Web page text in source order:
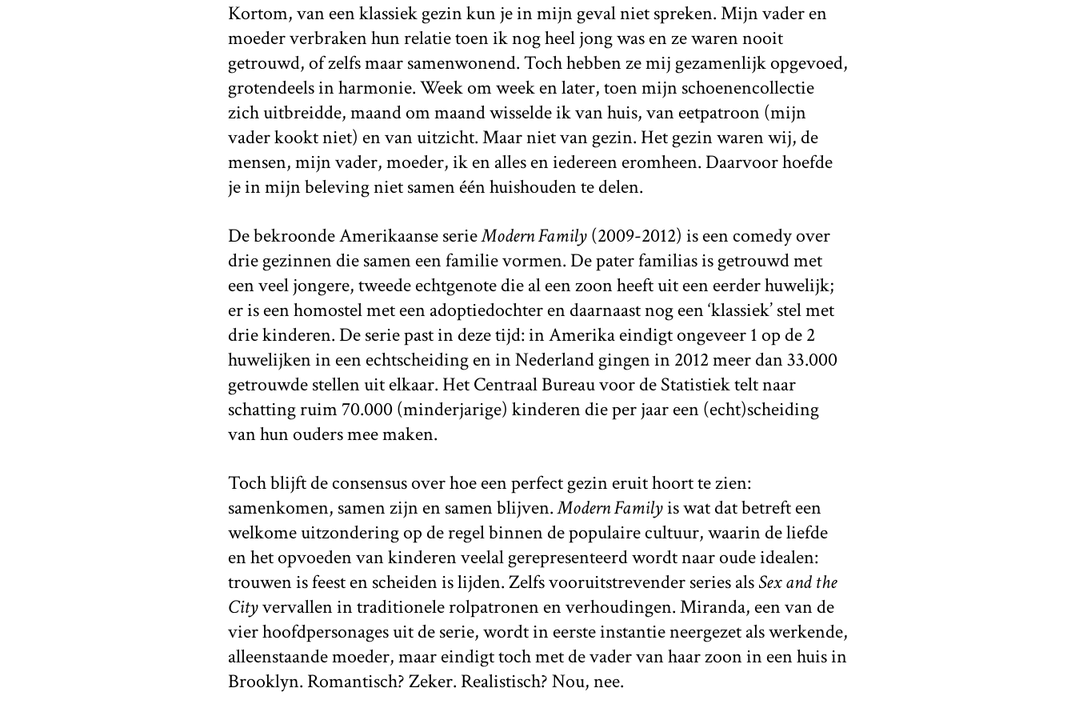
Kortom, van een klassiek gezin kun je in mijn geval niet spreken. Mijn vader en
moeder verbraken hun relatie toen ik nog heel jong was en ze waren nooit
getrouwd, of zelfs maar samenwonend. Toch hebben ze mij gezamenlijk opgevoed,
grotendeels in harmonie. Week om week en later, toen mijn schoenencollectie
zich uitbreidde, maand om maand wisselde ik van huis, van eetpatroon (mijn
vader kookt niet) en van uitzicht. Maar niet van gezin. Het gezin waren wij, de
mensen, mijn vader, moeder, ik en alles en iedereen eromheen. Daarvoor hoefde
je in mijn beleving niet samen één huishouden te delen.
De bekroonde Amerikaanse serieModern Family(2009-2012) is een comedy over
drie gezinnen die samen een familie vormen. De pater familias is getrouwd met
een veel jongere, tweede echtgenote die al een zoon heeft uit een eerder huwelijk;
er is een homostel met een adoptiedochter en daarnaast nog een ‘klassiek’ stel met
drie kinderen. De serie past in deze tijd: in Amerika eindigt ongeveer 1 op de 2
huwelijken in een echtscheiding en in Nederland gingen in 2012 meer dan 33.000
getrouwde stellen uit elkaar. Het Centraal Bureau voor de Statistiek telt naar
schatting ruim 70.000 (minderjarige) kinderen die per jaar een (echt)scheiding
van hun ouders mee maken.
Toch blijft de consensus over hoe een perfect gezin eruit hoort te zien:
samenkomen, samen zijn en samen blijven.Modern Familyis wat dat betreft een
welkome uitzondering op de regel binnen de populaire cultuur, waarin de liefde
en het opvoeden van kinderen veelal gerepresenteerd wordt naar oude idealen:
trouwen is feest en scheiden is lijden. Zelfs vooruitstrevender series alsSex and the
Cityvervallen in traditionele rolpatronen en verhoudingen. Miranda, een van de
vier hoofdpersonages uit de serie, wordt in eerste instantie neergezet als werkende,
alleenstaande moeder, maar eindigt toch met de vader van haar zoon in een huis in
Brooklyn. Romantisch? Zeker. Realistisch? Nou, nee.